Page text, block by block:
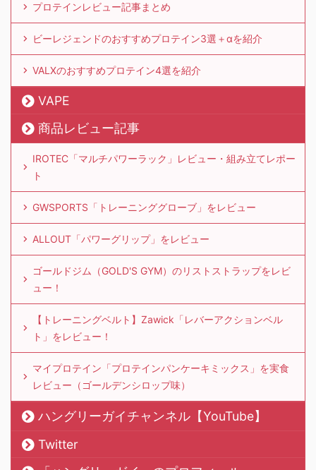
プロテインレビュー記事まとめ
ビーレジェンドのおすすめプロテイン3選＋αを紹介
VALXのおすすめプロテイン4選を紹介
VAPE
商品レビュー記事
IROTEC「マルチパワーラック」レビュー・組み立てレポー
ト
GWSPORTS「トレーニンググローブ」をレビュー
ALLOUT「パワーグリップ」をレビュー
ゴールドジム（GOLD'S GYM）のリストストラップをレビ
ュー！
【トレーニングベルト】Zawick「レバーアクションベル
ト」をレビュー！
マイプロテイン「プロテインパンケーキミックス」を実食
レビュー（ゴールデンシロップ味）
ハングリーガイチャンネル【YouTube】
Twitter